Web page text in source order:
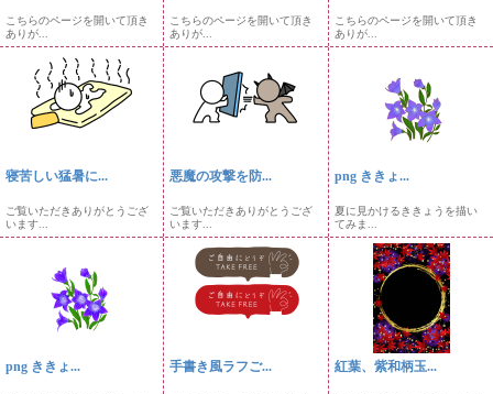
こちらのページを開いて頂き
ありが...
こちらのページを開いて頂き
ありが...
こちらのページを開いて頂き
ありが...
寝苦しい猛暑に...
ご覧いただきありがとうござ
います...
悪魔の攻撃を防...
ご覧いただきありがとうござ
います...
png ききょ...
夏に見かけるききょうを描い
てみま...
png ききょ... 手書き風ラフご... 紅葉、紫和柄玉...